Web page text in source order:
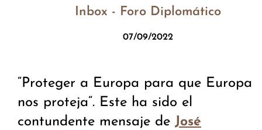
Inbox - Foro Diplomático
07/09/2022
“Proteger a Europa para que Europa
nos proteja“. Este ha sido el
contundente mensaje de José